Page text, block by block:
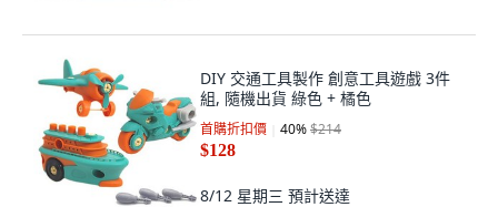
DIY 交通工具製作 創意工具遊戲 3件
組, 隨機出貨 綠色 + 橘色
首購折扣價 40%$214
$128
8/12 星期三 預計送達